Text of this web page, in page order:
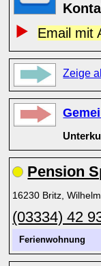
Email mit
Zeige
Pension
16230 Britz,
(03334) 42
Ferienwohnung